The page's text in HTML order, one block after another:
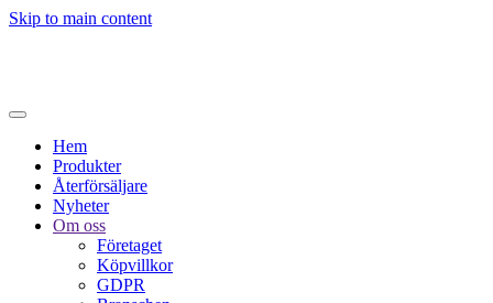
Skip to main content
Hem
Produkter
Återförsäljare
Nyheter
Om oss
Företaget
Köpvillkor
GDPR